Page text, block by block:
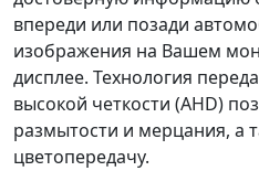
впереди или позади
изображения на Вашем
дисплее. Технология
высокой четкости (AHD)
размытости и мерцания, а
цветопередачу.